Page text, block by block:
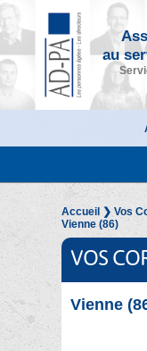
au
Accueil ❯ Vos
Vienne (86)
VOS
Vienne